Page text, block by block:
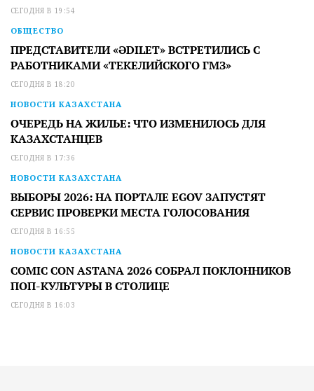
СЕГОДНЯ В 19:54
ОБЩЕСТВО
ПРЕДСТАВИТЕЛИ «ӘDILET» ВСТРЕТИЛИСЬ С
РАБОТНИКАМИ «ТЕКЕЛИЙСКОГО ГМЗ»
СЕГОДНЯ В 18:20
НОВОСТИ КАЗАХСТАНА
ОЧЕРЕДЬ НА ЖИЛЬЕ: ЧТО ИЗМЕНИЛОСЬ ДЛЯ
КАЗАХСТАНЦЕВ
СЕГОДНЯ В 17:36
НОВОСТИ КАЗАХСТАНА
ВЫБОРЫ 2026: НА ПОРТАЛЕ EGOV ЗАПУСТЯТ
СЕРВИС ПРОВЕРКИ МЕСТА ГОЛОСОВАНИЯ
СЕГОДНЯ В 16:55
НОВОСТИ КАЗАХСТАНА
COMIC CON ASTANA 2026 СОБРАЛ ПОКЛОННИКОВ
ПОП-КУЛЬТУРЫ В СТОЛИЦЕ
СЕГОДНЯ В 16:03